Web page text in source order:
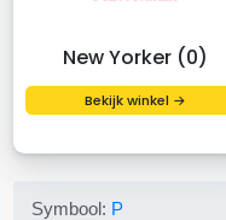
New Yorker (0)
Bekijk winkel →
Symbool: P